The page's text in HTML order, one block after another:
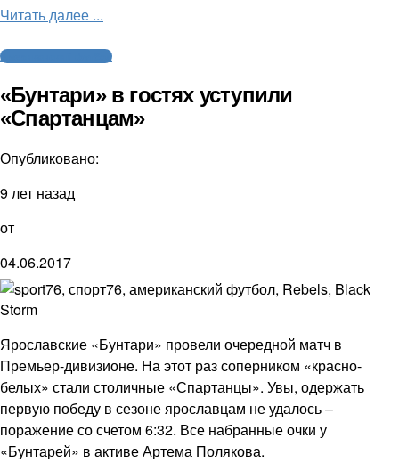
Читать далее ...
Американский футбол
«Бунтари» в гостях уступили
«Спартанцам»
Опубликовано:
9 лет назад
от
04.06.2017
Ярославские «Бунтари» провели очередной матч в
Премьер-дивизионе. На этот раз соперником «красно-
белых» стали столичные «Спартанцы». Увы, одержать
первую победу в сезоне ярославцам не удалось –
поражение со счетом 6:32. Все набранные очки у
«Бунтарей» в активе Артема Полякова.